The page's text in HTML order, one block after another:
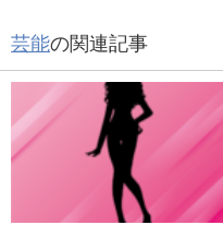
芸能の関連記事